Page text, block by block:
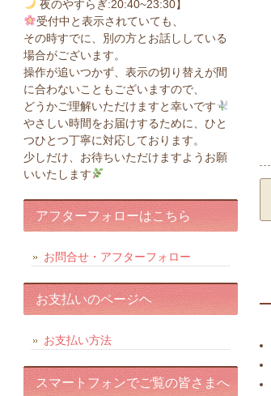
夜のやすらぎ:20:40~23:30】
受付中と表示されていても、
その時すでに、別の方とお話ししている
場合がございます。
操作が追いつかず、表示の切り替えが間
に合わないこともございますので、
どうかご理解いただけますと幸いです
やさしい時間をお届けするために、ひと
つひとつ丁寧に対応しております。
少しだけ、お待ちいただけますようお願
いいたします
アフターフォローはこちら
お問合せ・アフターフォロー
お支払いのページヘ
お支払い方法
スマートフォンでご覧の皆さまへ